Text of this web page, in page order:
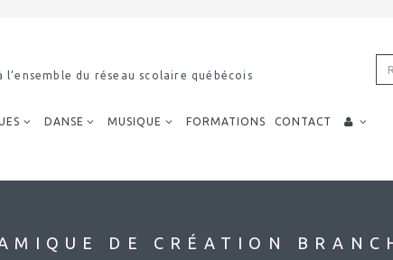
du réseau scolaire québécois
DANSE MUSIQUE FORMATIONS CONTACT
DE CRÉATION